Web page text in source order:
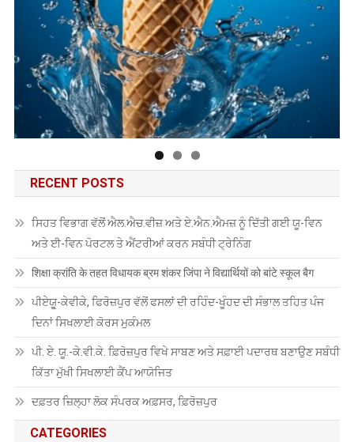
RECENT POSTS
ਸਿਹਤ ਵਿਭਾਗ ਵੱਲੋਂ ਐਲ.ਐਚ.ਵੀਜ਼ ਅਤੇ ਏ.ਐਨ.ਐਮਜ਼ ਨੂੰ ਦਿੱਤੀ ਗਈ ਯੂ-ਵਿਨ
ਅਤੇ ਈ-ਵਿਨ ਪੋਰਟਲ ਤੇ ਐਂਟਰੀਆਂ ਕਰਨ ਸਬੰਧੀ ਟ੍ਰੇਨਿੰਗ
शिक्षा क्रांति के तहत विधायक ब्रम शंकर जिंपा ने विद्यार्थियों को बांटे स्कूल बैग
ਪੀਏਯੂੑ-ਕੇਵੀਕੇ, ਫਿਰੋਜ਼ਪੁਰ ਵੱਲੋਂ ਫਸਲਾਂ ਦੀ ਰਹਿੰਦ-ਖੂੰਹਦ ਦੀ ਸੰਭਾਲ ਤਹਿਤ ਪੰਜ
ਦਿਨਾਂ ਸਿਖਲਾਈ ਕੋਰਸ ਮੁਕੰਮਲ
ਪੀ. ਏ. ਯੂ.-ਕੇ.ਵੀ.ਕੇ. ਫ਼ਿਰੋਜ਼ਪੁਰ ਵਿਖੇ ਸਾਬਣ ਅਤੇ ਸਫ਼ਾਈ ਪਦਾਰਥ ਬਣਾਉਣ ਸਬੰਧੀ
ਕਿੱਤਾ ਮੁੱਖੀ ਸਿਖਲਾਈ ਕੈਂਪ ਆਯੋਜਿਤ
ਦਫ਼ਤਰ ਜ਼ਿਲ੍ਹਾ ਲੋਕ ਸੰਪਰਕ ਅਫ਼ਸਰ, ਫ਼ਿਰੋਜ਼ਪੁਰ
CATEGORIES